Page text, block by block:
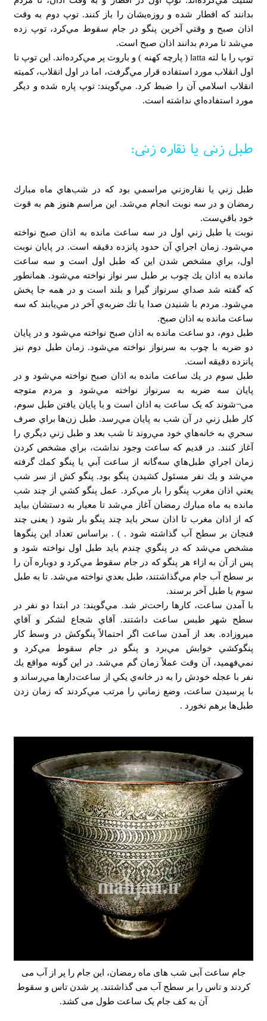
بدانند كه افطار شده و روزه‌يشان را باز كنند. توپ دوم به وقت
اذان صبح و وقتي آخرين پنگو در جام سقوط مي‌كرد، توپ زده
مي‌شد تا مردم بدانند اذان صبح است.
توپ را با لته latta ( پارچه کهنه ) و باروت پر مي‌كرده‌اند. اين توپ تا
اول انقلاب مورد استفاده قرار مي‌گرفت، اما در اول انقلاب، كميته
انقلاب اسلامي آن را ضبط كرد. مي‌گويند: توپ پاره شده و ديگر
مورد استفاده‌اي نداشته است.
طبل زنی یا نقاره زنی:
طبل زني يا نقاره‌زني مراسمي بود كه در شب‌هاي ماه مبارك
رمضان و در سه نوبت انجام مي‌شد. اين مراسم هنوز هم به قوت
خود باقي‌ست.
نوبت يا طبل زني اول در سه ساعت مانده به اذان صبح نواخته
مي‌شود. زمان اجراي آن حدود پانزده دقيقه است. در پايان نوبت
اول، براي مشخص شدن اين كه طبل اول است و سه ساعت
مانده به اذان يك چوب بر طبل سر نواز نواخته مي‌شود. همانطور
كه گفته شد صداي سرنواز گيرا و بلند است و در همه جا پخش
مي‌شود. مردم با شنيدن صدا يا تك ضربه‌ي آخر در مي‌يابند كه سه
ساعت مانده به اذان صبح.
طبل دوم، دو ساعت مانده به اذان صبح نواخته مي‌شود و در پايان
دو ضربه با چوب به سرنواز نواخته مي‌شود. زمان طبل دوم نيز
پانزده دقيقه است.
طبل سوم در يك ساعت مانده به اذان صبح نواخته مي‌شود و در
پايان سه ضربه به سرنواز نواخته مي‌شود و مردم متوجه
می¬شوند که یک ساعت به اذان است و با پايان يافتن طبل سوم،
كار طبل زني در آن شب به پايان مي‌رسد. طبل زن‌ها براي صرف
سحري به خانه‌هاي خود مي‌روند تا شب بعد و طبل زني ديگري را
آغاز كنند. در قديم كه ساعت وجود نداشت، براي مشخص كردن
زمان اجراي طبل‌هاي سه‌گانه از ساعت آبي يا پنگو كمك گرفته
مي‌شد و يك نفر مسئول كشيدن پنگو بود. پنگو كش از سر شب
يعني اذان مغرب پنگو را بار مي‌كرد. عمل پنگو كشي از چند شب
مانده به ماه مبارك رمضان آغاز مي‌شد تا معيار به دستشان بيايد
كه از اذان مغرب تا اذان سحر بايد چند پنگو بار شود ( یعنی چند
فنجان بر سطح آب گذاشته شود . ) . براساس تعداد اين پنگوها
مشخص مي‌شد كه در پنگوي چندم بايد طبل اول نواخته شود و
پس از آن به ازاء هر پنگو كه در جام سقوط مي‌كرد و دوباره آن را
بر سطح آب جام مي‌گذاشتند، طبل بعدي نواخته مي‌شد. تا به طبل
سوم يا طبل آخر برسند.
با آمدن ساعت، كارها راحت‌تر شد. مي‌گويند: در ابتدا دو نفر در
سطح شهر طبس ساعت داشتند. آقاي شجاع لشكر و آقاي
ميروزاده. بعد از آمدن ساعت اگر احتمالاً پنگوكش در وسط كار
پنگوكشي خوابش مي‌برد و پنگو در جام سقوط مي‌كرد و
نمي‌فهميد، آن وقت عملاً زمان گم مي‌شد. در اين گونه مواقع يك
نفر با عجله خودش را به در خانه‌ي يكي از ساعت‌دارها مي‌رساند و
با پرسيدن ساعت، وضع زماني را مرتب مي‌كردند كه زمان زدن
طبل‌ها برهم نخورد .
جام ساعت آبی شب های ماه رمضان، این جام را پر از آب می
کردند و تاس را بر سطح آب می گذاشتند. پر شدن تاس و سقوط
آن به کف جام یک ساعت طول می کشد.